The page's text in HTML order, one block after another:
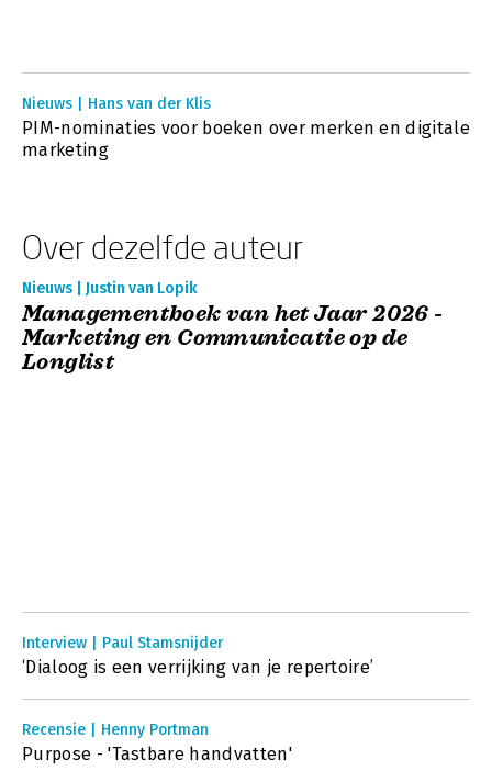
Nieuws | Hans van der Klis
PIM-nominaties voor boeken over merken en digitale
marketing
Over dezelfde auteur
Nieuws | Justin van Lopik
Managementboek van het Jaar 2026 -
Marketing en Communicatie op de
Longlist
Interview | Paul Stamsnijder
‘Dialoog is een verrijking van je repertoire’
Recensie | Henny Portman
Purpose - 'Tastbare handvatten'